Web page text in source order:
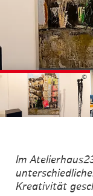
©
Im
Kreativität